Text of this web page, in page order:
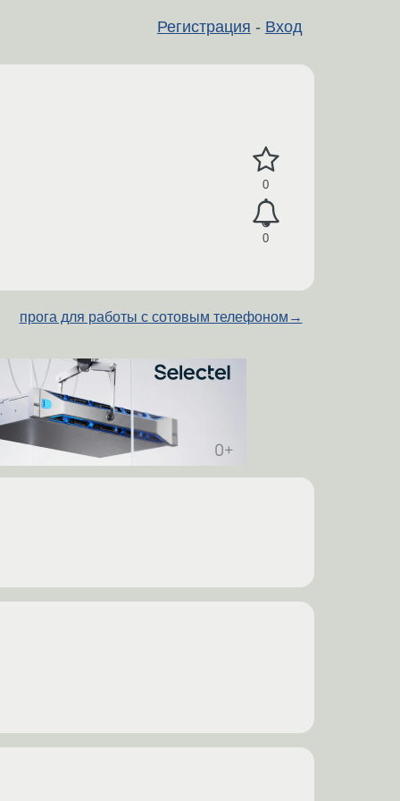
Регистрация - Вход
0
0
прога для работы с сотовым телефоном →